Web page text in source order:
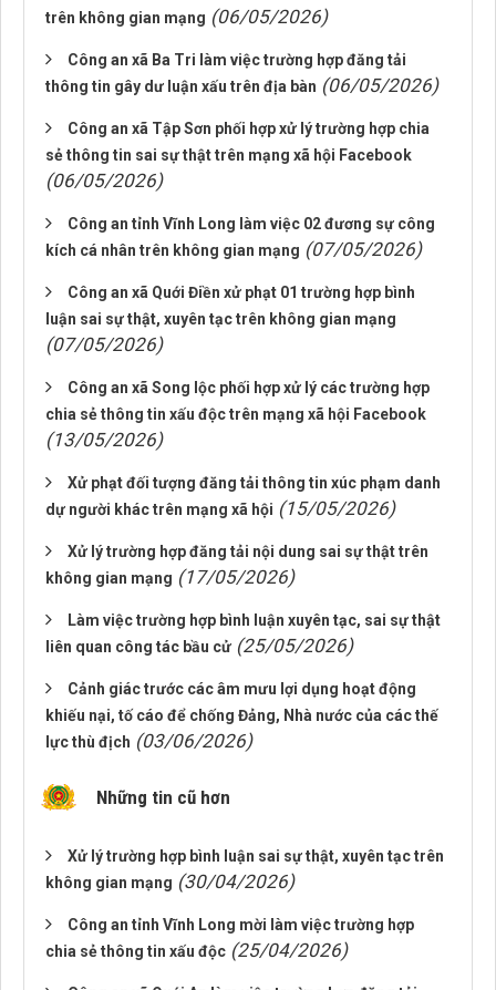
trên không gian mạng (06/05/2026)
Công an xã Ba Tri làm việc trường hợp đăng tải
thông tin gây dư luận xấu trên địa bàn (06/05/2026)
Công an xã Tập Sơn phối hợp xử lý trường hợp chia
sẻ thông tin sai sự thật trên mạng xã hội Facebook
(06/05/2026)
Công an tỉnh Vĩnh Long làm việc 02 đương sự công
kích cá nhân trên không gian mạng (07/05/2026)
Công an xã Quới Điền xử phạt 01 trường hợp bình
luận sai sự thật, xuyên tạc trên không gian mạng
(07/05/2026)
Công an xã Song lộc phối hợp xử lý các trường hợp
chia sẻ thông tin xấu độc trên mạng xã hội Facebook
(13/05/2026)
Xử phạt đối tượng đăng tải thông tin xúc phạm danh
dự người khác trên mạng xã hội (15/05/2026)
Xử lý trường hợp đăng tải nội dung sai sự thật trên
không gian mạng (17/05/2026)
Làm việc trường hợp bình luận xuyên tạc, sai sự thật
liên quan công tác bầu cử (25/05/2026)
Cảnh giác trước các âm mưu lợi dụng hoạt động
khiếu nại, tố cáo để chống Đảng, Nhà nước của các thế
lực thù địch (03/06/2026)
Những tin cũ hơn
Xử lý trường hợp bình luận sai sự thật, xuyên tạc trên
không gian mạng (30/04/2026)
Công an tỉnh Vĩnh Long mời làm việc trường hợp
chia sẻ thông tin xấu độc (25/04/2026)